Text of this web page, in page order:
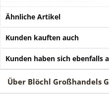
Ähnliche Artikel
Kunden kauften auch
Kunden haben sich ebenfalls
Über Blöchl Großhandels